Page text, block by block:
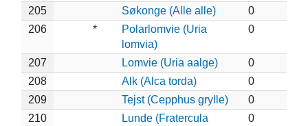
205 Søkonge (Alle alle)
0
206
*
Polarlomvie (Uria
lomvia)
0
207 Lomvie (Uria aalge)
0
208
Alk (Alca torda)
0
209
Tejst (Cepphus grylle)
0
210
Lunde (Fratercula
0